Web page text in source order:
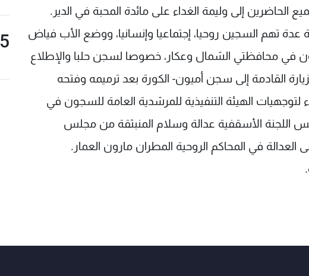
إلى وليمة الغداء على مائدة المحبة في الدير.
تهم السجين روحيا، إجتماعيا وإنسانيا، ووضع الأب فياض
في محافظتي الشمال وعكار، خصوصا لسجن حلبا والإطلاع
القادمة إلى سجن أميون- الكورة بعد ترميمه وفتحه
الهيئة التنفيذية للمرشدية العامة للسجون في
اللجنة الأسقفية عدالة وسلام المنبثقة من مجلس
في المحاكم الروحية المطران مارون العمار.
5